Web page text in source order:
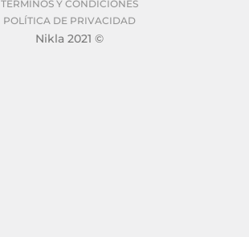
TÉRMINOS Y CONDICIONES
POLÍTICA DE PRIVACIDAD
Nikla 2021 ©